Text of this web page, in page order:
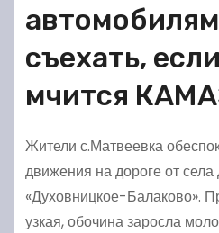
съехать,
мчится
Жители с.Матвеевка
движения на дороге от села
«Духовницкое-Балаково».
узкая, обочина заросла